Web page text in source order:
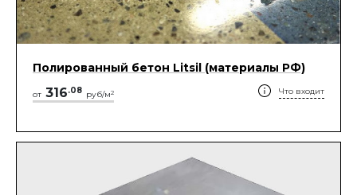
Полированный бетон Litsil (материалы РФ)
от 316.08 руб/м2 Что входит